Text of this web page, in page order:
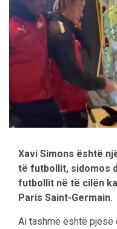
Xavi Simons është
të futbollit, sidomos
futbollit në të cilën
Paris Saint-Germain.
Ai tashmë është pjesë